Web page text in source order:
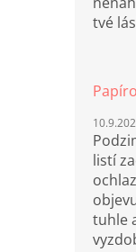
tvé
listí
tuhle